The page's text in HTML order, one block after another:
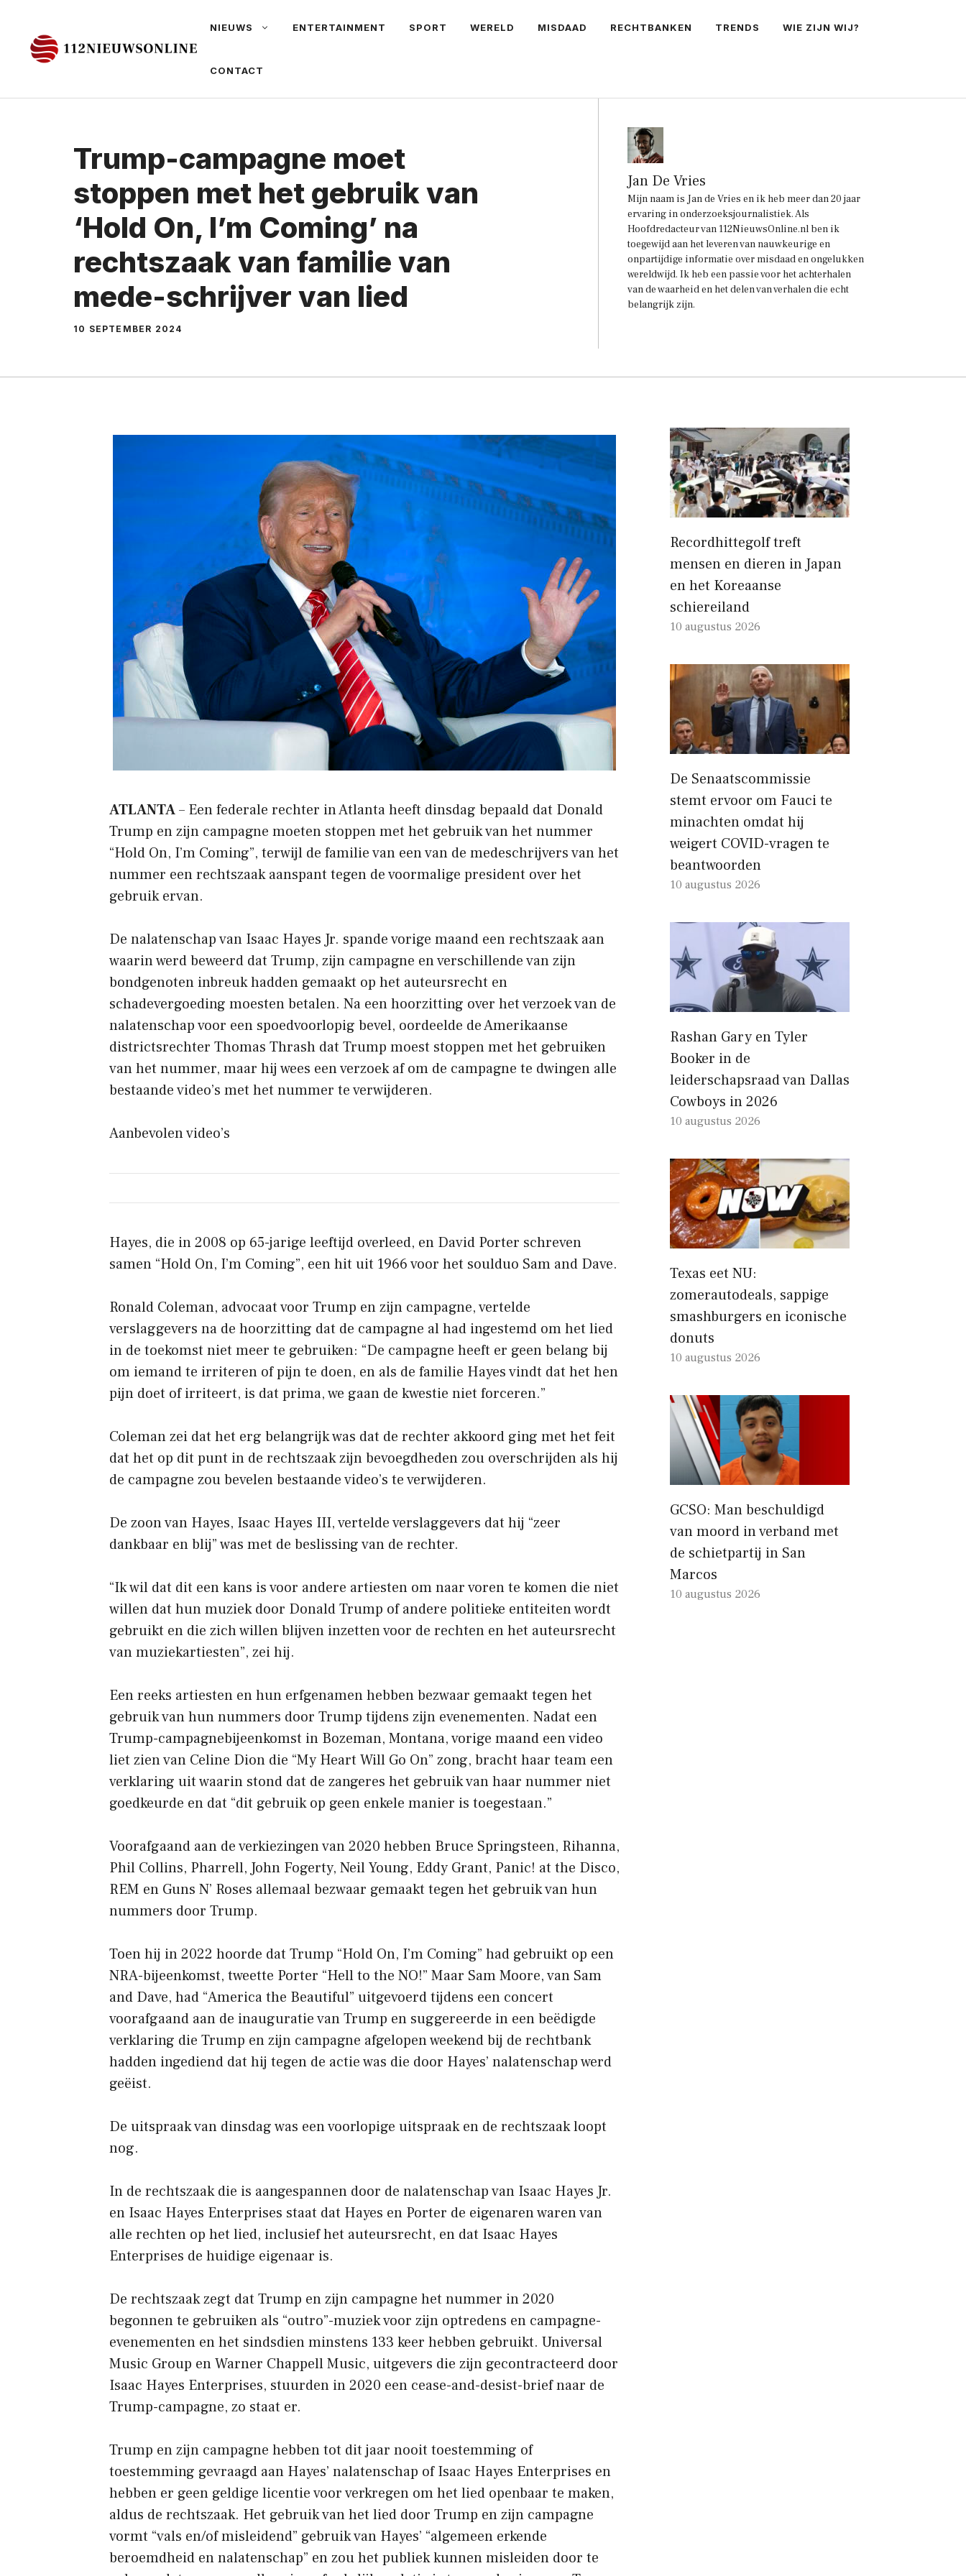
NIEUWS ENTERTAINMENT SPORT WERELD MISDAAD RECHTBANKEN TRENDS WIE ZIJN WIJ?
CONTACT
Trump-campagne moet
stoppen met het gebruik van
‘Hold On, I’m Coming’ na
rechtszaak van familie van
mede-schrijver van lied
10 SEPTEMBER 2024
Jan De Vries
Mijn naam is Jan de Vries en ik heb meer dan 20 jaar
ervaring in onderzoeksjournalistiek. Als
Hoofdredacteur van 112NieuwsOnline.nl ben ik
toegewijd aan het leveren van nauwkeurige en
onpartijdige informatie over misdaad en ongelukken
wereldwijd. Ik heb een passie voor het achterhalen
van de waarheid en het delen van verhalen die echt
belangrijk zijn.
ATLANTA– Een federale rechter in Atlanta heeft dinsdag bepaald dat Donald
Trump en zijn campagne moeten stoppen met het gebruik van het nummer
“Hold On, I’m Coming”, terwijl de familie van een van de medeschrijvers van het
nummer een rechtszaak aanspant tegen de voormalige president over het
gebruik ervan.
De nalatenschap van Isaac Hayes Jr. spande vorige maand een rechtszaak aan
waarin werd beweerd dat Trump, zijn campagne en verschillende van zijn
bondgenoten inbreuk hadden gemaakt op het auteursrecht en
schadevergoeding moesten betalen. Na een hoorzitting over het verzoek van de
nalatenschap voor een spoedvoorlopig bevel, oordeelde de Amerikaanse
districtsrechter Thomas Thrash dat Trump moest stoppen met het gebruiken
van het nummer, maar hij wees een verzoek af om de campagne te dwingen alle
bestaande video’s met het nummer te verwijderen.
Aanbevolen video’s
Hayes, die in 2008 op 65-jarige leeftijd overleed, en David Porter schreven
samen “Hold On, I’m Coming”, een hit uit 1966 voor het soulduo Sam and Dave.
Ronald Coleman, advocaat voor Trump en zijn campagne, vertelde
verslaggevers na de hoorzitting dat de campagne al had ingestemd om het lied
in de toekomst niet meer te gebruiken: “De campagne heeft er geen belang bij
om iemand te irriteren of pijn te doen, en als de familie Hayes vindt dat het hen
pijn doet of irriteert, is dat prima, we gaan de kwestie niet forceren.”
Coleman zei dat het erg belangrijk was dat de rechter akkoord ging met het feit
dat het op dit punt in de rechtszaak zijn bevoegdheden zou overschrijden als hij
de campagne zou bevelen bestaande video’s te verwijderen.
De zoon van Hayes, Isaac Hayes III, vertelde verslaggevers dat hij “zeer
dankbaar en blij” was met de beslissing van de rechter.
“Ik wil dat dit een kans is voor andere artiesten om naar voren te komen die niet
willen dat hun muziek door Donald Trump of andere politieke entiteiten wordt
gebruikt en die zich willen blijven inzetten voor de rechten en het auteursrecht
van muziekartiesten”, zei hij.
Een reeks artiesten en hun erfgenamen hebben bezwaar gemaakt tegen het
gebruik van hun nummers door Trump tijdens zijn evenementen. Nadat een
Trump-campagnebijeenkomst in Bozeman, Montana, vorige maand een video
liet zien van Celine Dion die “My Heart Will Go On” zong, bracht haar team een ​​
verklaring uit waarin stond dat de zangeres het gebruik van haar nummer niet
goedkeurde en dat “dit gebruik op geen enkele manier is toegestaan.”
Voorafgaand aan de verkiezingen van 2020 hebben Bruce Springsteen, Rihanna,
Phil Collins, Pharrell, John Fogerty, Neil Young, Eddy Grant, Panic! at the Disco,
REM en Guns N’ Roses allemaal bezwaar gemaakt tegen het gebruik van hun
nummers door Trump.
Toen hij in 2022 hoorde dat Trump “Hold On, I’m Coming” had gebruikt op een
NRA-bijeenkomst, tweette Porter “Hell to the NO!” Maar Sam Moore, van Sam
and Dave, had “America the Beautiful” uitgevoerd tijdens een concert
voorafgaand aan de inauguratie van Trump en suggereerde in een beëdigde
verklaring die Trump en zijn campagne afgelopen weekend bij de rechtbank
hadden ingediend dat hij tegen de actie was die door Hayes’ nalatenschap werd
geëist.
De uitspraak van dinsdag was een voorlopige uitspraak en de rechtszaak loopt
nog.
In de rechtszaak die is aangespannen door de nalatenschap van Isaac Hayes Jr.
en Isaac Hayes Enterprises staat dat Hayes en Porter de eigenaren waren van
alle rechten op het lied, inclusief het auteursrecht, en dat Isaac Hayes
Enterprises de huidige eigenaar is.
De rechtszaak zegt dat Trump en zijn campagne het nummer in 2020
begonnen te gebruiken als “outro”-muziek voor zijn optredens en campagne-
evenementen en het sindsdien minstens 133 keer hebben gebruikt. Universal
Music Group en Warner Chappell Music, uitgevers die zijn gecontracteerd door
Isaac Hayes Enterprises, stuurden in 2020 een cease-and-desist-brief naar de
Trump-campagne, zo staat er.
Trump en zijn campagne hebben tot dit jaar nooit toestemming of
toestemming gevraagd aan Hayes’ nalatenschap of Isaac Hayes Enterprises en
hebben er geen geldige licentie voor verkregen om het lied openbaar te maken,
aldus de rechtszaak. Het gebruik van het lied door Trump en zijn campagne
vormt “vals en/of misleidend” gebruik van Hayes’ “algemeen erkende
beroemdheid en nalatenschap” en zou het publiek kunnen misleiden door te
Recordhittegolf treft
mensen en dieren in Japan
en het Koreaanse
schiereiland
10 augustus 2026
De Senaatscommissie
stemt ervoor om Fauci te
minachten omdat hij
weigert COVID-vragen te
beantwoorden
10 augustus 2026
Rashan Gary en Tyler
Booker in de
leiderschapsraad van Dallas
Cowboys in 2026
10 augustus 2026
Texas eet NU:
zomerautodeals, sappige
smashburgers en iconische
donuts
10 augustus 2026
GCSO: Man beschuldigd
van moord in verband met
de schietpartij in San
Marcos
10 augustus 2026